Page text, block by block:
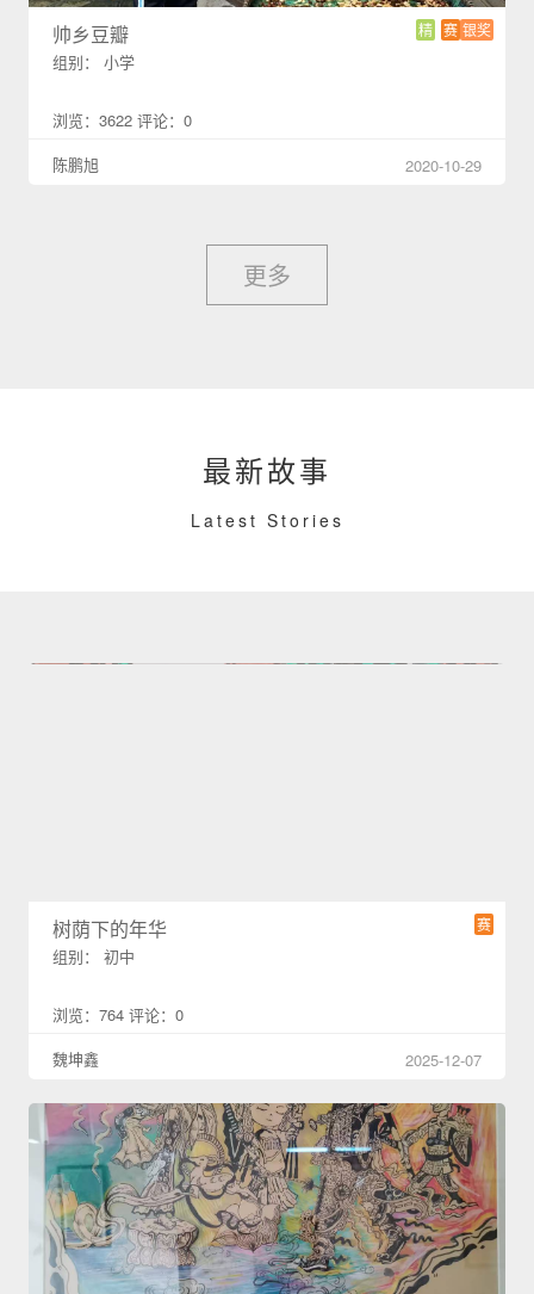
银奖
赛
精
帅乡豆瓣
组别： 小学
浏览：3622 评论：0
陈鹏旭
2020-10-29
更多
最新故事
Latest Stories
赛
树荫下的年华
组别： 初中
浏览：764 评论：0
魏坤鑫
2025-12-07